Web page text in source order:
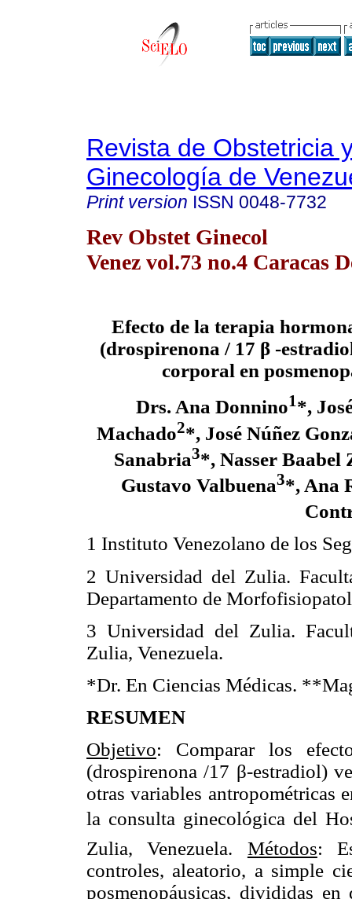
Revista de Obstetricia
Ginecología de
Print version ISSN 0048-7732
Rev Obstet Ginecol
Venez vol.73 no.4 Caracas
Efecto de la terapia
(drospirenona / 17 β -
corporal en
Drs. Ana Donnino1*,
Machado2*, José Núñez
Sanabria3*, Nasser Baabel
Gustavo Valbuena3*, Ana
1 Instituto Venezolano de los
2 Universidad del Zulia.
Departamento de
3 Universidad del Zulia.
Zulia, Venezuela.
*Dr. En Ciencias Médicas.
RESUMEN
Objetivo: Comparar los
(drospirenona /17 β-estradiol)
otras variables antropométricas
la consulta ginecológica del
Zulia, Venezuela. Métodos:
controles, aleatorio, a simple
posmenopáusicas, divididas